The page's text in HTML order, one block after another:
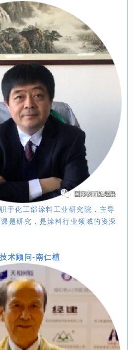
于化工部涂料工业研究院，主导
题研究，是涂料行业领域的资深
技术顾问-南仁植